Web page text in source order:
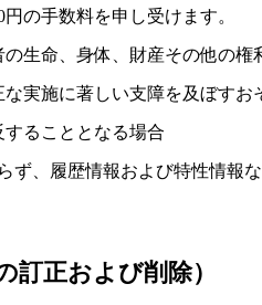
の手数料を申し受けます。
生命、身体、財産その他の権
実施に著しい支障を及ぼすお
ることとなる場合
ず、履歴情報および特性情報
訂正および削除）